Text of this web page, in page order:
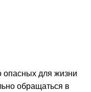
опасных для жизни
обращаться в